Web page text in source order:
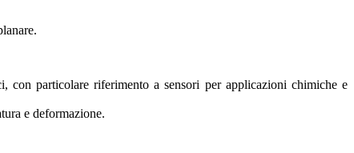
particolare riferimento a sensori per applicazioni chimiche e
e deformazione.